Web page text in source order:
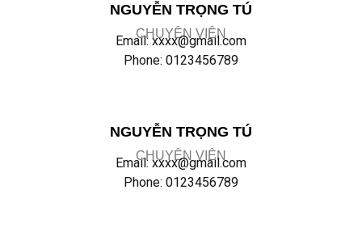
NGUYỄN TRỌNG TÚ
CHUYÊN VIÊN
Email: xxxx@gmail.com
Phone: 0123456789
NGUYỄN TRỌNG TÚ
CHUYÊN VIÊN
Email: xxxx@gmail.com
Phone: 0123456789